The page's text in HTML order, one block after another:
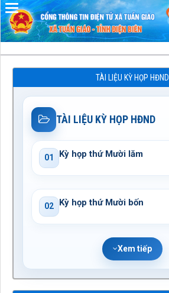
TÀI LIỆU KỲ HỌP HĐND
TÀI LIỆU KỲ HỌP HĐND
01 Kỳ họp thứ Mười lăm
02 Kỳ họp thứ Mười bốn
Xem tiếp
Đã kết nối EMC